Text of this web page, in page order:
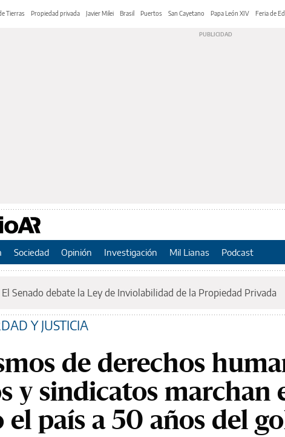
Tierras Propiedad privada Javier Milei Brasil Puertos San Cayetano Papa León XIV Feria de
Sociedad Opinión Investigación Mil Lianas Podcast
El Senado debate la Ley de Inviolabilidad de la Propiedad Privada
Y JUSTICIA
de derechos
y sindicatos marchan
país a 50 años del